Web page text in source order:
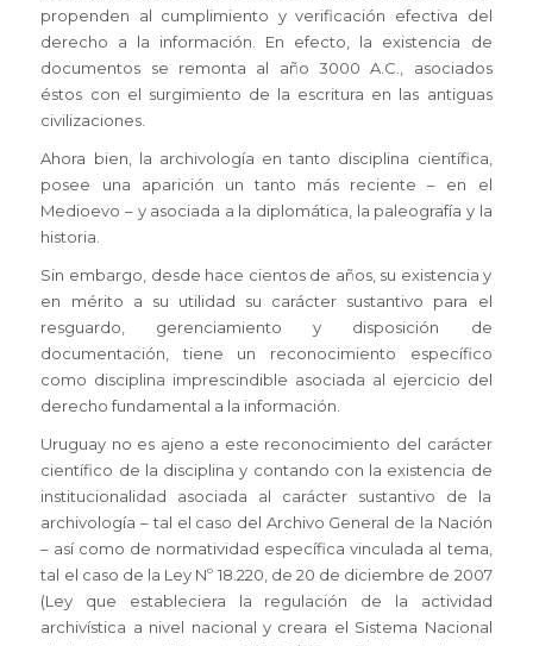
propenden al cumplimiento y verificación efectiva del
derecho a la información. En efecto, la existencia de
documentos se remonta al año 3000 A.C., asociados
éstos con el surgimiento de la escritura en las antiguas
civilizaciones.
Ahora bien, la archivología en tanto disciplina científica,
posee una aparición un tanto más reciente – en el
Medioevo – y asociada a la diplomática, la paleografía y la
historia.
Sin embargo, desde hace cientos de años, su existencia y
en mérito a su utilidad su carácter sustantivo para el
resguardo, gerenciamiento y disposición de
documentación, tiene un reconocimiento específico
como disciplina imprescindible asociada al ejercicio del
derecho fundamental a la información.
Uruguay no es ajeno a este reconocimiento del carácter
científico de la disciplina y contando con la existencia de
institucionalidad asociada al carácter sustantivo de la
archivología – tal el caso del Archivo General de la Nación
– así como de normatividad específica vinculada al tema,
tal el caso de la Ley Nº 18.220, de 20 de diciembre de 2007
(Ley que estableciera la regulación de la actividad
archivística a nivel nacional y creara el Sistema Nacional